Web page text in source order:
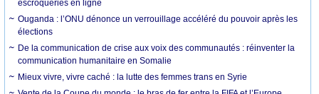
escroqueries en ligne
Ouganda : l’ONU dénonce un verrouillage accéléré du pouvoir après les
élections
De la communication de crise aux voix des communautés : réinventer la
communication humanitaire en Somalie
Mieux vivre, vivre caché : la lutte des femmes trans en Syrie